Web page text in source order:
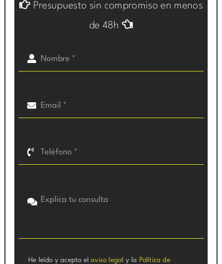
Presupuesto sin compromiso en menos
de 48h
He leído y acepto elaviso legal y la Política de